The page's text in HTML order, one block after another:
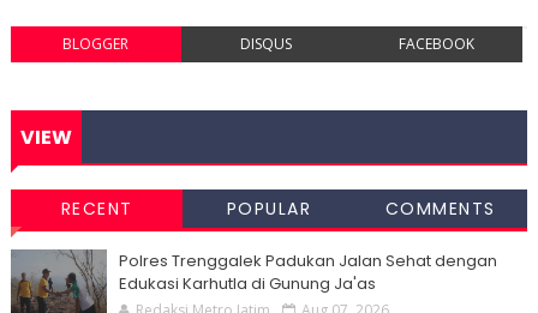
BLOGGER DISQUS FACEBOOK
VIEW
RECENT POPULAR COMMENTS
Polres Trenggalek Padukan Jalan Sehat dengan
Edukasi Karhutla di Gunung Ja'as